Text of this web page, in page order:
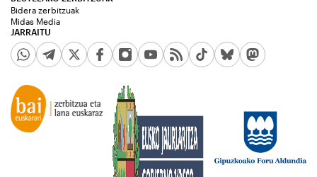
JARRAITU
Bidera zerbitzuak
Midas Media